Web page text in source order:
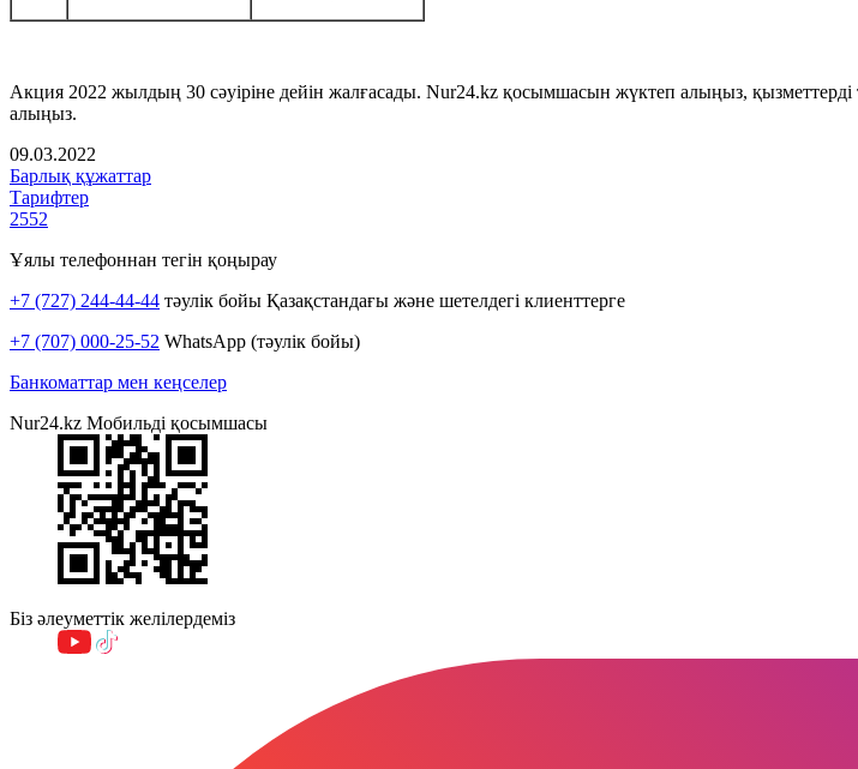
Акция 2022 жылдың 30 сәуіріне дейін жалғасады. Nur24.kz қосымшасын жүктеп алыңыз,
алыңыз.
09.03.2022
Барлық құжаттар
Тарифтер
2552
Ұялы телефоннан тегін қоңырау
+7 (727) 244-44-44 тәулік бойы Қазақстандағы және шетелдегі клиенттерге
+7 (707) 000-25-52 WhatsApp (тәулік бойы)
Банкоматтар мен кеңселер
Nur24.kz Мобильді қосымшасы
Біз әлеуметтік желілердеміз